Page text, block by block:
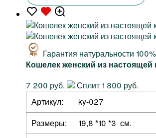
Гарантия натуральности 100%
Кошелек женский из
7 200 руб.
Сплит 1 800 руб.
Артикул:
ky-027
Размеры:
19,8 *10 *3 см.